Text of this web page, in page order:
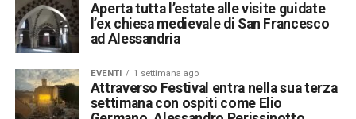
Aperta tutta l’estate alle visite guidate
l’ex chiesa medievale di San Francesco
ad Alessandria
EVENTI 1 settimana ago
Attraverso Festival entra nella sua terza
settimana con ospiti come Elio